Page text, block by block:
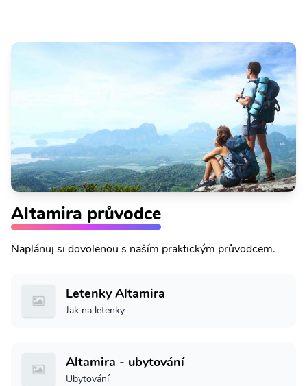
Altamira průvodce
Naplánuj si dovolenou s naším praktickým průvodcem.
Letenky Altamira
Jak na letenky
Altamira - ubytování
Ubytování